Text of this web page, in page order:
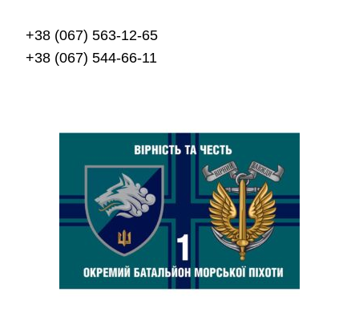
+38 (067) 563-12-65
+38 (067) 544-66-11